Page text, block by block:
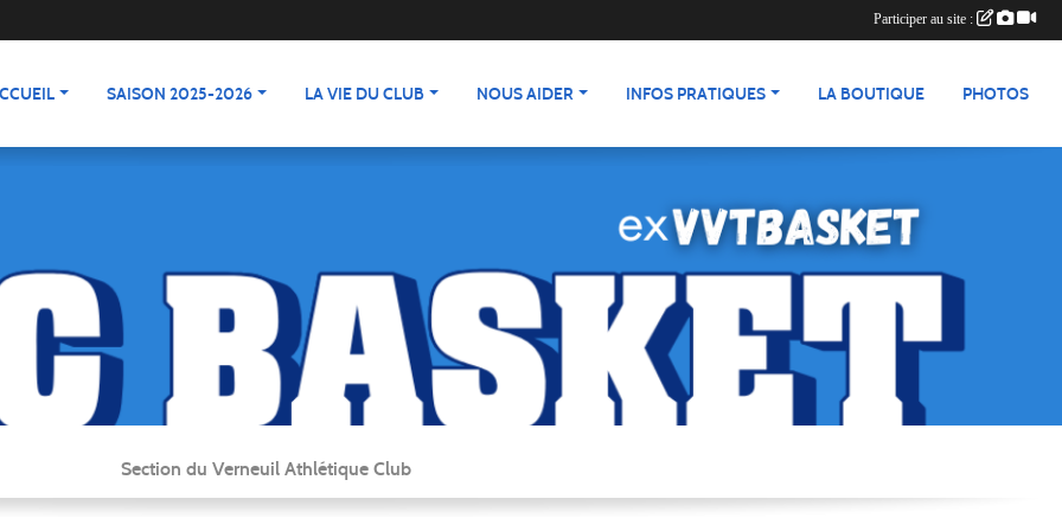
SAISON 2025-2026 LA VIE DU CLUB NOUS AIDER INFOS PRATIQUES LA BOUTIQUE PHOTOS
Section du Verneuil Athlétique Club
Participer au site :